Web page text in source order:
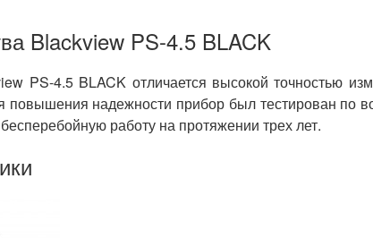
Blackview PS-4.5 BLACK
PS-4.5 BLACK отличается высокой точностью
повышения надежности прибор был тестирован по
работу на протяжении трех лет.